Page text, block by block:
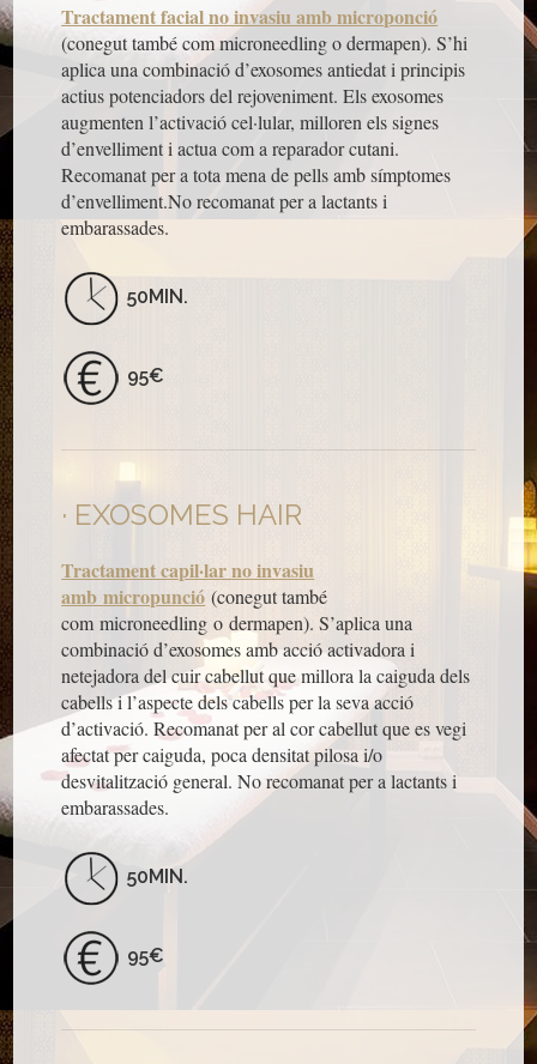
Tractament facial no invasiu ambmicroponció
(conegut també com microneedling o dermapen). S’hi
aplica una combinació d’exosomes antiedat i principis
actius potenciadors del rejoveniment. Els exosomes
augmenten l’activació cel·lular, milloren els signes
d’envelliment i actua com a reparador cutani.
Recomanat per a tota mena de pells amb símptomes
d’envelliment.No recomanat per a lactants i
embarassades.
50MIN.
95€
EXOSOMES HAIR
Tractament capil·lar no invasiu
ambmicropunció (conegut també
com microneedling o dermapen). S’aplica una
combinació d’exosomes amb acció activadora i
netejadora del cuir cabellut que millora la caiguda dels
cabells i l’aspecte dels cabells per la seva acció
d’activació. Recomanat per al cor cabellut que es vegi
afectat per caiguda, poca densitat pilosa i/o
desvitalització general. No recomanat per a lactants i
embarassades.
50MIN.
95€